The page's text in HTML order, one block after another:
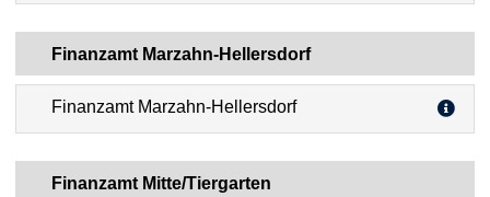
Finanzamt Marzahn-Hellersdorf
Finanzamt Marzahn-Hellersdorf
Finanzamt Mitte/Tiergarten